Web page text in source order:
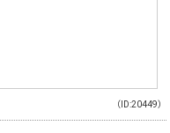
（ID:20449）